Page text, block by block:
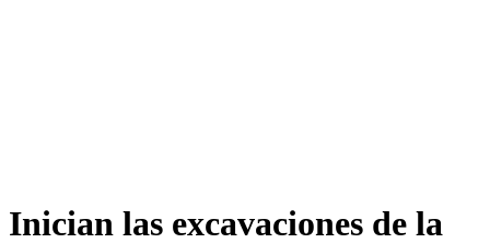
Inician las excavaciones de la